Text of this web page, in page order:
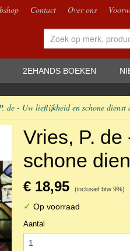
Contact Over ons
2EHANDS BOEKEN
de - Uw lieflijkheid en schone dienst
Vries, P.
schone
€ 18,95 (inclusief btw 9%)
✓ Op voorraad
Aantal